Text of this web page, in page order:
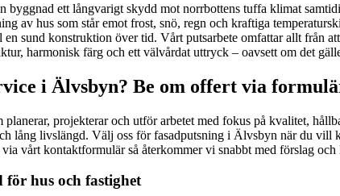
ett långvarigt skydd mot norrbottens tuffa klimat
av hus som står emot frost, snö, regn och kraftiga
sund konstruktion över tid. Vårt putsarbete omfattar allt från
harmonisk färg och ett välvårdat uttryck – oavsett om det
i Älvsbyn? Be om offert via
projekterar och utför arbetet med fokus på kvalitet,
lång livslängd. Välj oss för fasadputsning i Älvsbyn när du vill
vårt kontaktformulär så återkommer vi snabbt med förslag
för hus och fastighet